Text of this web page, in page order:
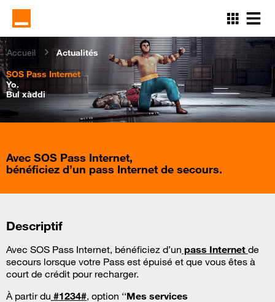
Aller
contenu
principal
Accueil
Actualités
SOS Pass Internet
Yo.
Bul xàddi
Avec SOS Pass Internet,
bénéficiez d’un pass Internet de secours.
Descriptif
Avec SOS Pass Internet, bénéficiez d’un pass Internet de
secours lorsque votre Pass est épuisé et que vous êtes à
court de crédit pour recharger.
À partir du #1234#, option ‘‘Mes services